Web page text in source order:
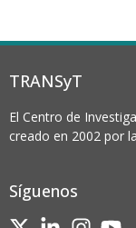
TRANSyT
El Centro de
creado en 2002 por
Síguenos